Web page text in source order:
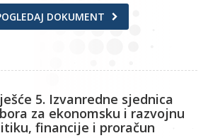
DOKUMENT
5. Izvanredne sjednica
za ekonomsku i razvojnu
financije i proračun